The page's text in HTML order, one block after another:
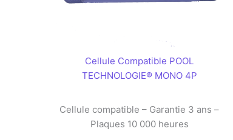
Cellule Compatible POOL
TECHNOLOGIE® MONO 4P
Cellule compatible – Garantie 3 ans –
Plaques 10 000 heures